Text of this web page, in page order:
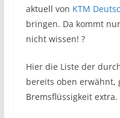
aktuell von KTM
bringen. Da kommt
nicht wissen! ?
Hier die Liste der
bereits oben erwähnt,
Bremsflüssigkeit extra.